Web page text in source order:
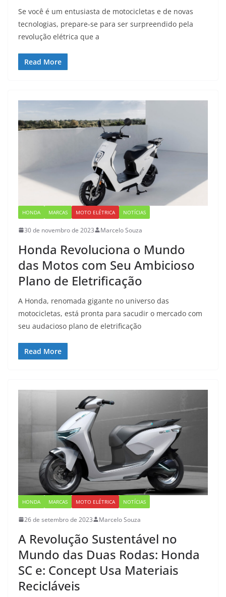
Se você é um entusiasta de motocicletas e de novas
tecnologias, prepare-se para ser surpreendido pela
revolução elétrica que a
Read More
HONDA MARCAS MOTO ELÉTRICA NOTÍCIAS
30 de novembro de 2023 Marcelo Souza
Honda Revoluciona o Mundo
das Motos com Seu Ambicioso
Plano de Eletrificação
A Honda, renomada gigante no universo das
motocicletas, está pronta para sacudir o mercado com
seu audacioso plano de eletrificação
Read More
HONDA MARCAS MOTO ELÉTRICA NOTÍCIAS
26 de setembro de 2023 Marcelo Souza
A Revolução Sustentável no
Mundo das Duas Rodas: Honda
SC e: Concept Usa Materiais
Recicláveis